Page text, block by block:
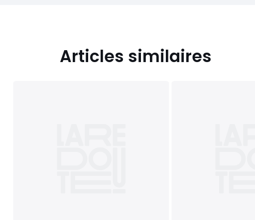
Articles similaires